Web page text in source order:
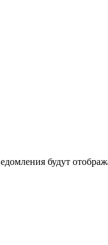
будут